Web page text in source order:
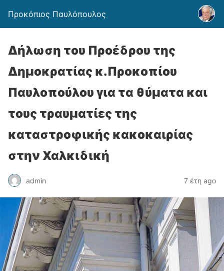
Προκόπιος Παυλόπουλος
Δήλωση του Προέδρου της
Δημοκρατίας κ.Προκοπίου
Παυλοπούλου για τα θύματα και
τους τραυματίες της
καταστροφικής κακοκαιρίας
στην Χαλκιδική
admin 7 έτη ago